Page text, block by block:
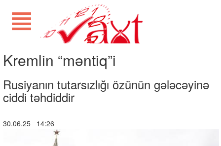
Kremlin “məntiq”i
Rusiyanın tutarsızlığı özünün gələcəyinə
ciddi təhdiddir
30.06.25 14:26